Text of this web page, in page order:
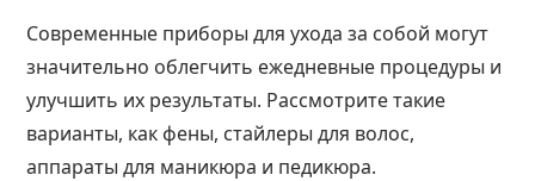
Современные приборы для ухода за собой могут
значительно облегчить ежедневные процедуры и
улучшить их результаты. Рассмотрите такие
варианты, как фены, стайлеры для волос,
аппараты для маникюра и педикюра.